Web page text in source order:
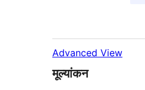
Advanced View
मूल्यांकन